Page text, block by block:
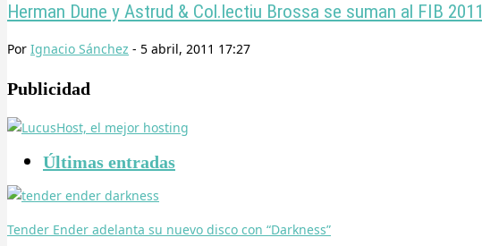
Herman Dune y Astrud & Col.lectiu Brossa se suman al FIB 2011
Por Ignacio Sánchez - 5 abril, 2011 17:27
Publicidad
Últimas entradas
Tender Ender adelanta su nuevo disco con “Darkness”